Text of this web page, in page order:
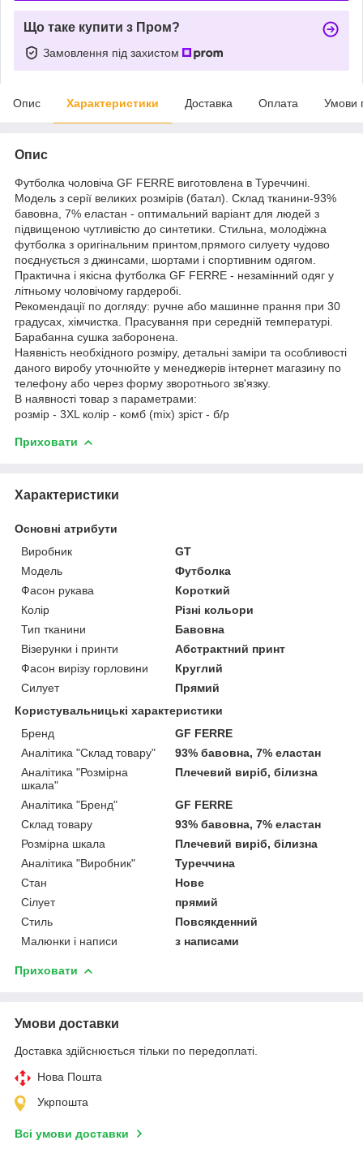
Що таке купити з Пром?
Замовлення під захистом
Опис Характеристики Доставка Оплата Умови
Опис
Футболка чоловіча GF FERRE виготовлена в Туреччині.
Модель з серії великих розмірів (батал). Склад тканини-93%
бавовна, 7% еластан - оптимальний варіант для людей з
підвищеною чутливістю до синтетики. Стильна, молодіжна
футболка з оригінальним принтом,прямого силуету чудово
поєднується з джинсами, шортами і спортивним одягом.
Практична і якісна футболка GF FERRE - незамінний одяг у
літньому чоловічому гардеробі.
Рекомендації по догляду: ручне або машинне прання при 30
градусах, хімчистка. Прасування при середній температурі.
Барабанна сушка заборонена.
Наявність необхідного розміру, детальні заміри та особливості
даного виробу уточнюйте у менеджерів інтернет магазину по
телефону або через форму зворотнього зв'язку.
В наявності товар з параметрами:
розмір - 3XL колір - комб (mix) зріст - б/р
Приховати
Характеристики
Основні атрибути
Виробник
GT
Модель
Футболка
Фасон рукава
Короткий
Колір
Різні кольори
Тип тканини
Бавовна
Візерунки і принти
Абстрактний принт
Фасон вирізу горловини
Круглий
Силует
Прямий
Користувальницькі характеристики
Бренд
GF FERRE
Аналітика "Склад товару"
93% бавовна, 7% еластан
Аналітика "Розмірна
шкала"
Плечевий виріб, білизна
Аналітика "Бренд"
GF FERRE
Склад товару
93% бавовна, 7% еластан
Розмірна шкала
Плечевий виріб, білизна
Аналітика "Виробник"
Туреччина
Стан
Нове
Сілует
прямий
Стиль
Повсякденний
Малюнки і написи
з написами
Приховати
Умови доставки
Доставка здійснюється тільки по передоплаті.
Нова Пошта
Укрпошта
Всі умови доставки